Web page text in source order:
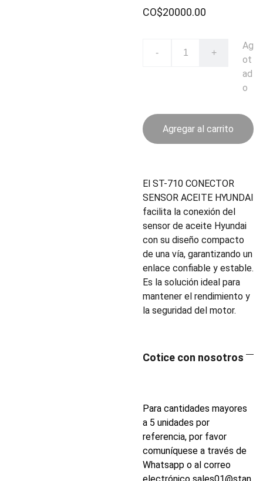
CO$20000.00
- +
Ag
ot
ad
o
Agregar al carrito
El ST-710 CONECTOR
SENSOR ACEITE HYUNDAI
facilita la conexión del
sensor de aceite Hyundai
con su diseño compacto
de una vía, garantizando un
enlace confiable y estable.
Es la solución ideal para
mantener el rendimiento y
la seguridad del motor.
Cotice con nosotros
Para cantidades mayores
a 5 unidades por
referencia, por favor
comuníquese a través de
Whatsapp o al correo